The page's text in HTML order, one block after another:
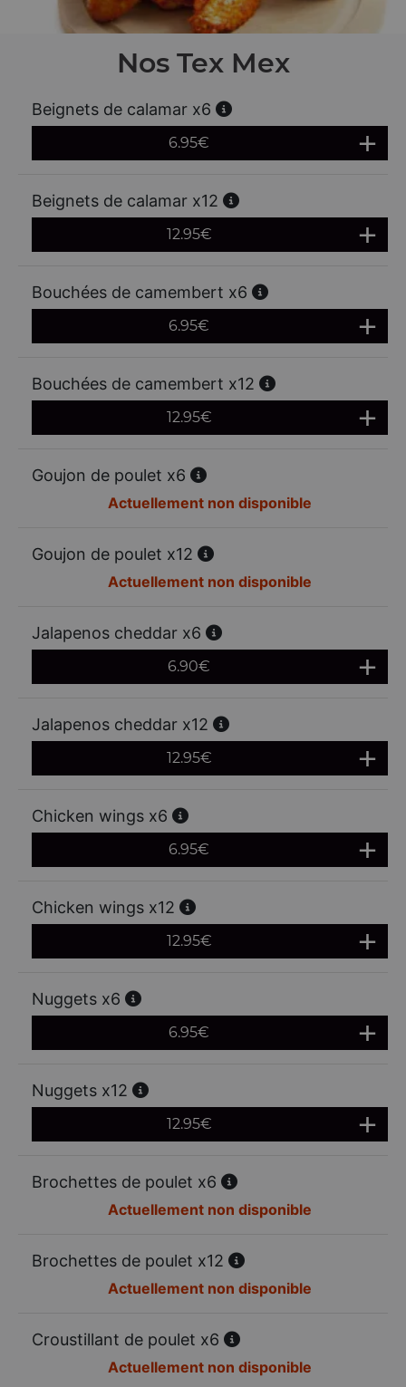
Nos Tex Mex
Beignets de calamar x6
6.95€
Beignets de calamar x12
12.95€
Bouchées de camembert x6
6.95€
Bouchées de camembert x12
12.95€
Goujon de poulet x6
Actuellement non disponible
Goujon de poulet x12
Actuellement non disponible
Jalapenos cheddar x6
6.90€
Jalapenos cheddar x12
12.95€
Chicken wings x6
6.95€
Chicken wings x12
12.95€
Nuggets x6
6.95€
Nuggets x12
12.95€
Brochettes de poulet x6
Actuellement non disponible
Brochettes de poulet x12
Actuellement non disponible
Croustillant de poulet x6
Actuellement non disponible